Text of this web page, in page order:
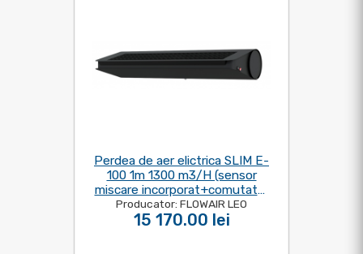
Perdea de aer elictrica SLIM E-
100 1m 1300 m3/H (sensor
miscare incorporat+comutator
de comanda)
Producator: FLOWAIR LEO
15 170.00 lei